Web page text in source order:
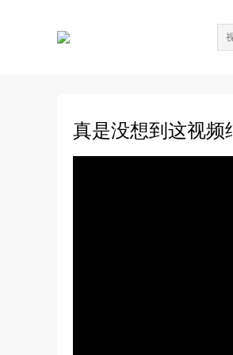
真是没想到这视